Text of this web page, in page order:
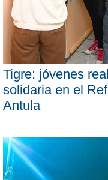
Tigre: jóvenes
solidaria en el
Antula